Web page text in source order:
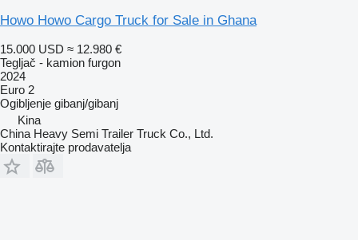
Howo Howo Cargo Truck for Sale in Ghana
15.000 USD ≈ 12.980 €
Tegljač - kamion furgon
2024
Euro 2
Ogibljenje gibanj/gibanj
Kina
China Heavy Semi Trailer Truck Co., Ltd.
Kontaktirajte prodavatelja